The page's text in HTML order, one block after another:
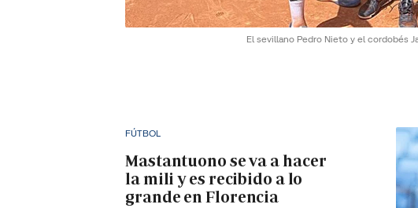
El sevillano Pedro Nieto y el cordobés
FÚTBOL
Mastantuono se va a hacer
la mili y es recibido a lo
grande en Florencia